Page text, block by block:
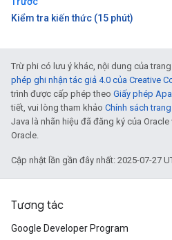
Kiểm tra kiến thức (15 phút)
Trừ phi có lưu ý khác, nội dung của
phép ghi nhận tác giả 4.0 của Creative
trình được cấp phép theo Giấy phép
tiết, vui lòng tham khảo Chính sách
Java là nhãn hiệu đã đăng ký của
Oracle.
Cập nhật lần gần đây nhất: 2025-07-27
Tương tác
Google Developer Program